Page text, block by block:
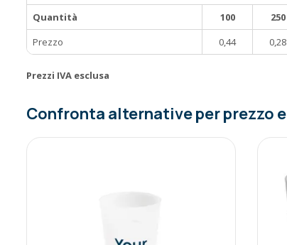
Quantità
100 250
Prezzo
0,44 0,28
Prezzi IVA esclusa
Confronta alternative per prezzo